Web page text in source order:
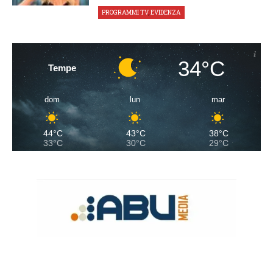
PROGRAMMI TV,EVIDENZA
Tempe 34°C
dom
44°C
33°C
lun
43°C
30°C
mar
38°C
29°C